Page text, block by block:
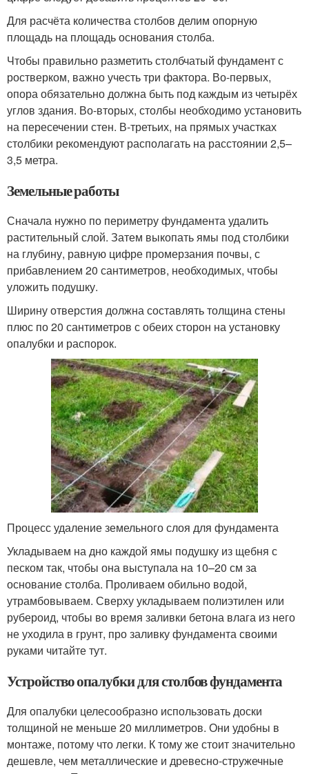
Для расчёта количества столбов делим опорную
площадь на площадь основания столба.
Чтобы правильно разметить столбчатый фундамент с
ростверком, важно учесть три фактора. Во-первых,
опора обязательно должна быть под каждым из четырёх
углов здания. Во-вторых, столбы необходимо установить
на пересечении стен. В-третьих, на прямых участках
столбики рекомендуют располагать на расстоянии 2,5–
3,5 метра.
Земельные работы
Сначала нужно по периметру фундамента удалить
растительный слой. Затем выкопать ямы под столбики
на глубину, равную цифре промерзания почвы, с
прибавлением 20 сантиметров, необходимых, чтобы
уложить подушку.
Ширину отверстия должна составлять толщина стены
плюс по 20 сантиметров с обеих сторон на установку
опалубки и распорок.
Процесс удаление земельного слоя для фундамента
Укладываем на дно каждой ямы подушку из щебня с
песком так, чтобы она выступала на 10–20 см за
основание столба. Проливаем обильно водой,
утрамбовываем. Сверху укладываем полиэтилен или
рубероид, чтобы во время заливки бетона влага из него
не уходила в грунт, про заливку фундамента своими
руками читайте тут.
Устройство опалубки для столбов фундамента
Для опалубки целесообразно использовать доски
толщиной не меньше 20 миллиметров. Они удобны в
монтаже, потому что легки. К тому же стоит значительно
дешевле, чем металлические и древесно-стружечные